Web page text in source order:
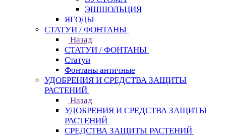
ЭШШОЛЬЦИЯ
ЯГОДЫ
СТАТУИ / ФОНТАНЫ
Назад
СТАТУИ / ФОНТАНЫ
Статуи
Фонтаны античные
УДОБРЕНИЯ И СРЕДСТВА ЗАЩИТЫ
РАСТЕНИЙ
Назад
УДОБРЕНИЯ И СРЕДСТВА ЗАЩИТЫ
РАСТЕНИЙ
СРЕДСТВА ЗАЩИТЫ РАСТЕНИЙ